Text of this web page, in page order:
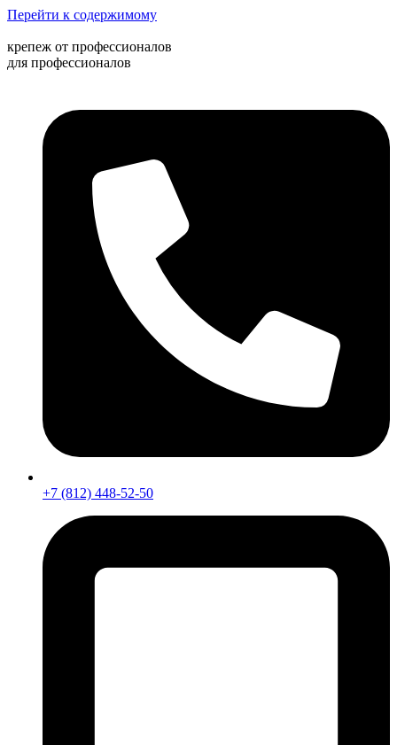
Перейти к содержимому
крепеж от профессионалов
для профессионалов
+7 (812) 448-52-50